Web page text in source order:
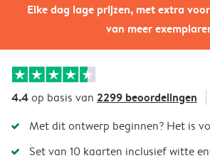
Elke dag lage prijzen, met extra
van meer
4.4op basis van 2299 beoordelingen
Met dit ontwerp beginnen? Het is
Set van 10 kaarten inclusief witte